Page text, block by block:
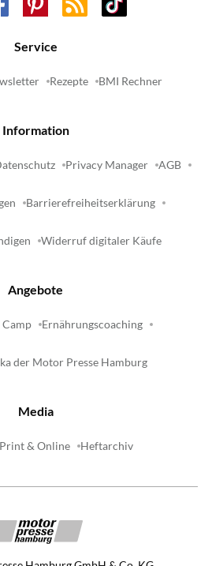
Service
Rezepte BMI Rechner
Information
Privacy Manager AGB
Barrierefreiheitserklärung
Widerruf digitaler Käufe
Angebote
Ernährungscoaching
der Motor Presse Hamburg
Media
& Online Heftarchiv